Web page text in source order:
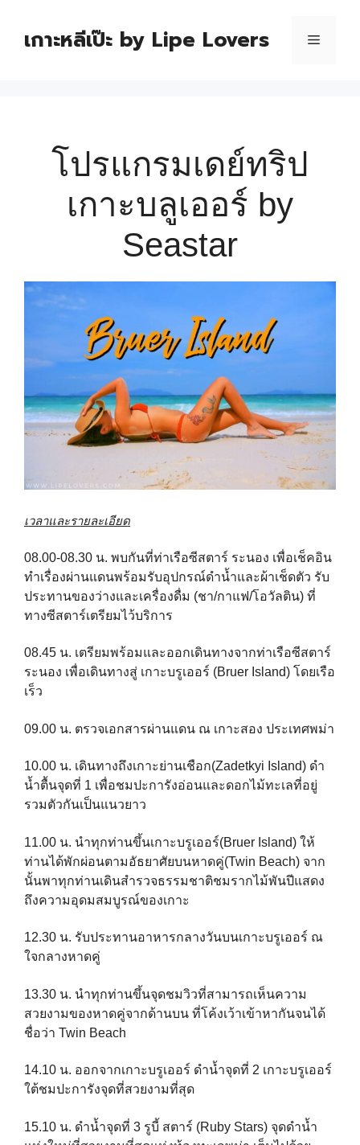
เกาะหลีเป๊ะ by Lipe Lovers
โปรแกรมเดย์ทริป
เกาะบลูเออร์ by
Seastar
เวลาและรายละเอียด
08.00-08.30 น. พบกันที่ท่าเรือซีสตาร์ ระนอง เพื่อเช็คอิน
ทำเรื่องผ่านแดนพร้อมรับอุปกรณ์ดำน้ำและผ้าเช็ดตัว รับ
ประทานของว่างและเครื่องดื่ม (ชา/กาแฟ/โอวัลติน) ที่
ทางซีสตาร์เตรียมไว้บริการ
08.45 น. เตรียมพร้อมและออกเดินทางจากท่าเรือซีสตาร์
ระนอง เพื่อเดินทางสู่ เกาะบรูเออร์ (Bruer Island) โดยเรือ
เร็ว
09.00 น. ตรวจเอกสารผ่านแดน ณ เกาะสอง ประเทศพม่า
10.00 น. เดินทางถึงเกาะย่านเชือก(Zadetkyi Island) ดำ
น้ำตื้นจุดที่ 1 เพื่อชมปะการังอ่อนและดอกไม้ทะเลที่อยู่
รวมตัวกันเป็นแนวยาว
11.00 น. นำทุกท่านขึ้นเกาะบรูเออร์(Bruer Island) ให้
ท่านได้พักผ่อนตามอัธยาศัยบนหาดคู่(Twin Beach) จาก
นั้นพาทุกท่านเดินสำรวจธรรมชาติชมรากไม้พันปีแสดง
ถึงความอุดมสมบูรณ์ของเกาะ
12.30 น. รับประทานอาหารกลางวันบนเกาะบรูเออร์ ณ
ใจกลางหาดคู่
13.30 น. นำทุกท่านขึ้นจุดชมวิวที่สามารถเห็นความ
สวยงามของหาดคู่จากด้านบน ที่โค้งเว้าเข้าหากันจนได้
ชื่อว่า Twin Beach
14.10 น. ออกจากเกาะบรูเออร์ ดำน้ำจุดที่ 2 เกาะบรูเออร์
ใต้ชมปะการังจุดที่สวยงามที่สุด
15.10 น. ดำน้ำจุดที่ 3 รูบี้ สตาร์ (Ruby Stars) จุดดำน้ำ